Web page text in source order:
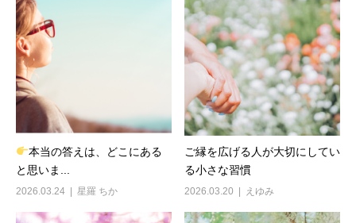
本当の答えは、どこにある
と思いま...
2026.03.24 星羅 ちか
ご縁を広げる人が大切にしてい
る小さな習慣
2026.03.20 えゆみ